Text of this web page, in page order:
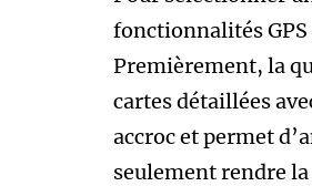
fonctionnalités
Premièrement, la
cartes détaillées
accroc et permet
seulement rendre